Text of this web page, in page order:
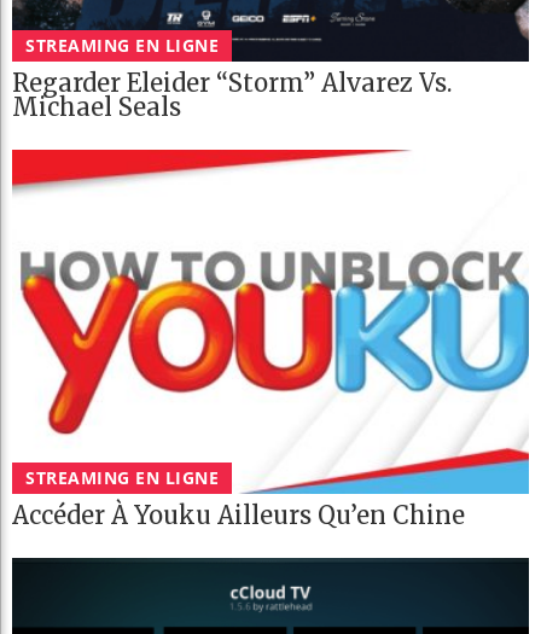
STREAMING EN LIGNE
Regarder Eleider “Storm” Alvarez Vs.
Michael Seals
STREAMING EN LIGNE
Accéder À Youku Ailleurs Qu’en Chine